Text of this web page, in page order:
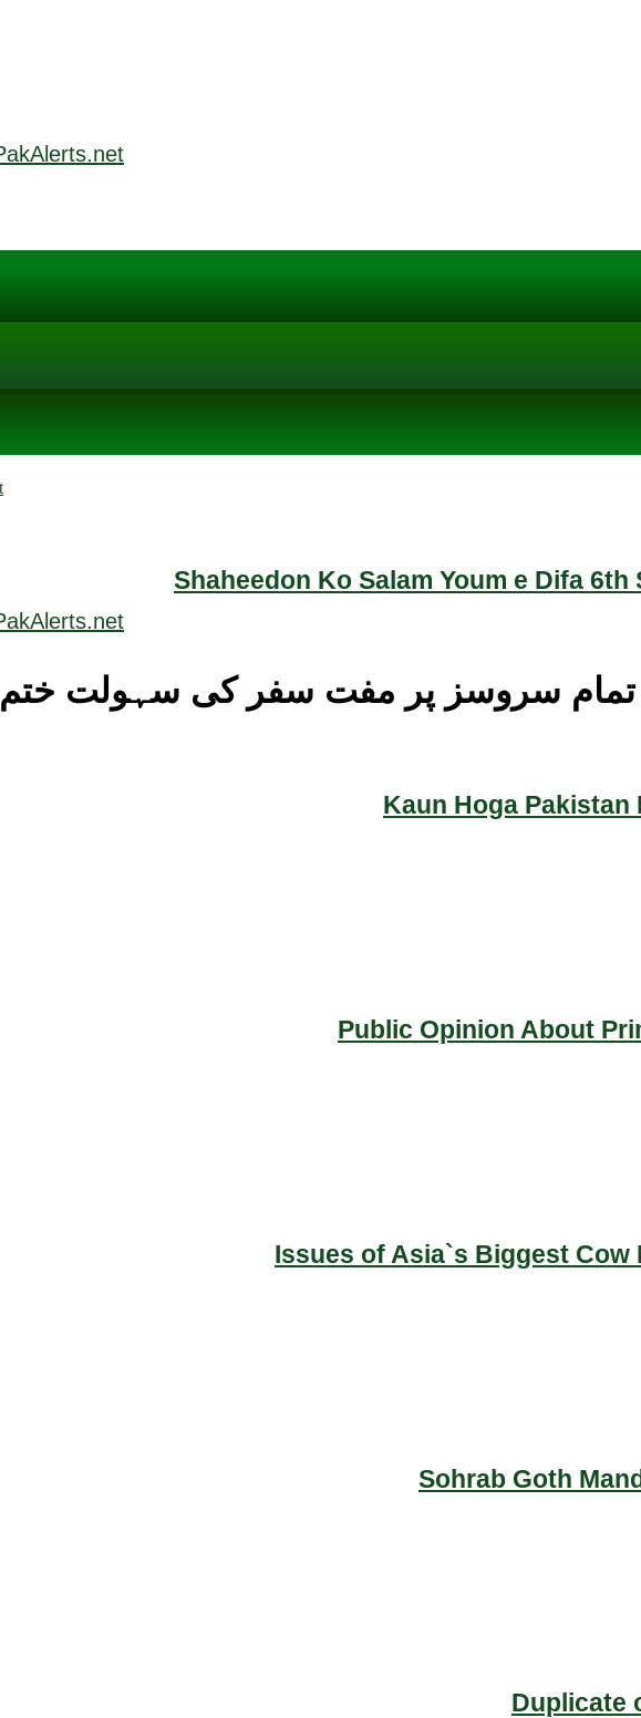
Shaheedon Ko Salam Youm e Difa
Kaun Hoga Pakistan
Public Opinion About
Issues of Asia`s Biggest Cow
Sohrab Goth
Duplicate
سروسز پر مفت سفر کی سہولت ختم